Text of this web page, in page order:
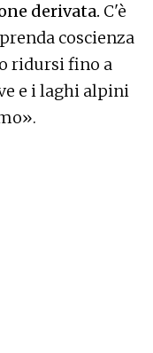
derivata. C'è
coscienza
ridursi fino a
e i laghi alpini